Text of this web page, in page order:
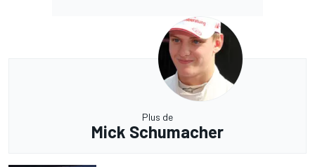
Plus de
Mick Schumacher